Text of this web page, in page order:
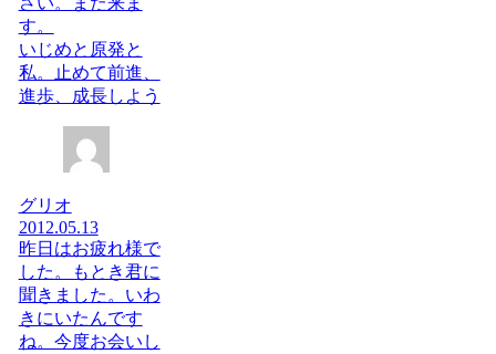
す。
いじめと原発と
私。止めて前進、
進歩、成長しよう
グリオ
2012.05.13
昨日はお疲れ様で
した。もとき君に
聞きました。いわ
きにいたんです
ね。今度お会いし